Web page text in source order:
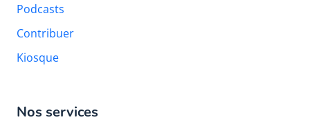
Podcasts
Contribuer
Kiosque
Nos services